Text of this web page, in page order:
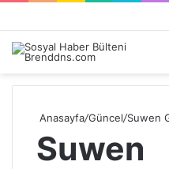
Anasayfa/Güncel/Suwen
Suwen